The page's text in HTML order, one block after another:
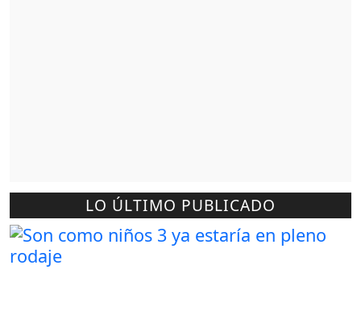
LO ÚLTIMO PUBLICADO